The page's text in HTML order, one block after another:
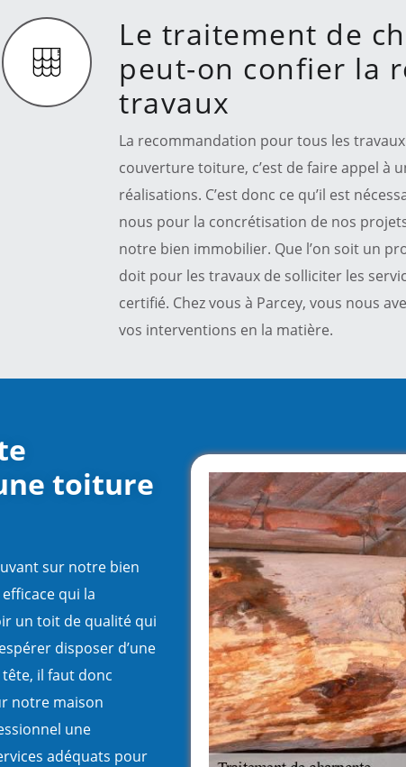
Le traitement de
peut-on confier la
travaux
La recommandation pour tous les
couverture toiture, c’est de faire appel à
réalisations. C’est donc ce qu’il est
nous pour la concrétisation de nos
notre bien immobilier. Que l’on soit un
doit pour les travaux de solliciter les
certifié. Chez vous à Parcey, vous nous
vos interventions en la matière.
toiture
sur notre bien
qui la
un toit de qualité qui
disposer d’une
il faut donc
notre maison
une
adéquats pour